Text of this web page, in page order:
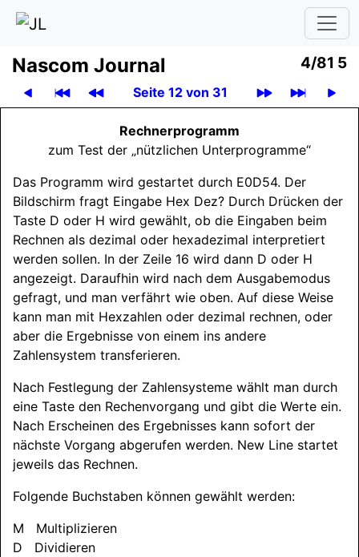
Nascom Journal 4/81 5
Seite 12 von 31
Rechnerprogramm
zum Test der „nützlichen Unterprogramme“
Das Programm wird gestartet durch E0D54. Der
Bildschirm fragt Eingabe Hex Dez? Durch Drücken der
Taste D oder H wird gewählt, ob die Eingaben beim
Rechnen als dezimal oder hexadezimal interpretiert
werden sollen. In der Zeile 16 wird dann D oder H
angezeigt. Daraufhin wird nach dem Ausgabemodus
gefragt, und man verfährt wie oben. Auf diese Weise
kann man mit Hexzahlen oder dezimal rechnen, oder
aber die Ergebnisse von einem ins andere
Zahlensystem transferieren.
Nach Festlegung der Zahlensysteme wählt man durch
eine Taste den Rechenvorgang und gibt die Werte ein.
Nach Erscheinen des Ergebnisses kann sofort der
nächste Vorgang abgerufen werden. New Line startet
jeweils das Rechnen.
Folgende Buchstaben können gewählt werden:
M Multiplizieren
D Dividieren